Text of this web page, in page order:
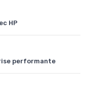
HP
performante